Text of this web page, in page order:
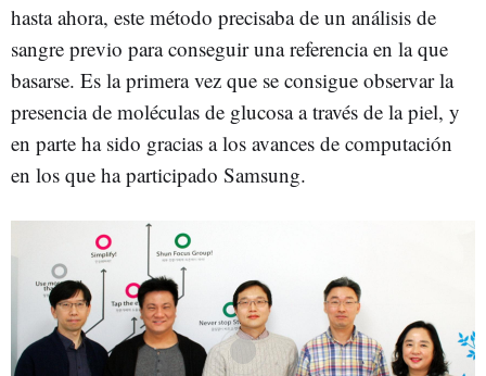
hasta ahora, este método precisaba de un análisis de
sangre previo para conseguir una referencia en la que
basarse. Es la primera vez que se consigue observar la
presencia de moléculas de glucosa a través de la piel, y
en parte ha sido gracias a los avances de computación
en los que ha participado Samsung.